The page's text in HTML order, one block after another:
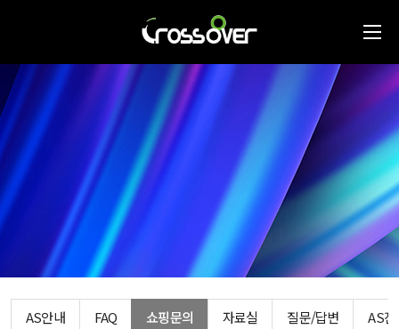
AS안내 FAQ 쇼핑문의 자료실 질문/답변 AS진